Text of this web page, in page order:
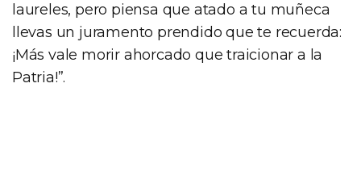
laureles, pero piensa que atado a tu muñeca
llevas un juramento prendido que te recuerda:
¡Más vale morir ahorcado que traicionar a la
Patria!”.